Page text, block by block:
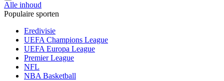
Alle inhoud
Populaire sporten
Eredivisie
UEFA Champions League
UEFA Europa League
Premier League
NFL
NBA Basketball